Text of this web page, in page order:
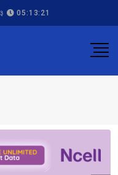
05:13:21